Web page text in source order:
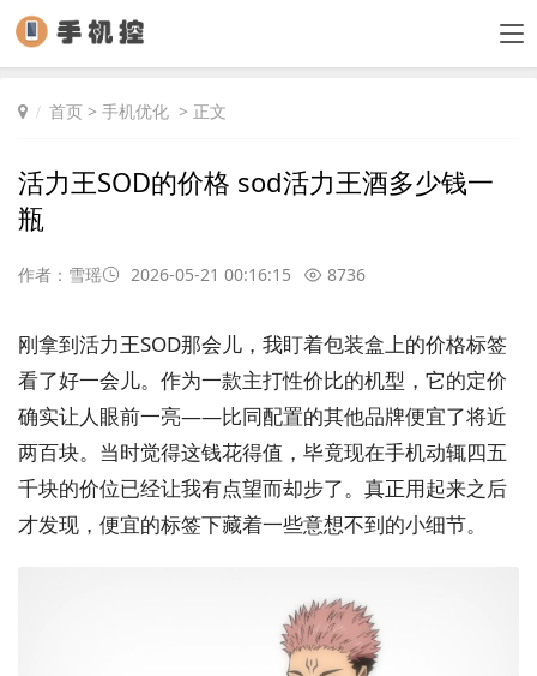
首页 > 手机优化 > 正文
活力王SOD的价格 sod活力王酒多少钱一
瓶
作者：雪瑶 2026-05-21 00:16:15 8736
刚拿到活力王SOD那会儿，我盯着包装盒上的价格标签
看了好一会儿。作为一款主打性价比的机型，它的定价
确实让人眼前一亮——比同配置的其他品牌便宜了将近
两百块。当时觉得这钱花得值，毕竟现在手机动辄四五
千块的价位已经让我有点望而却步了。真正用起来之后
才发现，便宜的标签下藏着一些意想不到的小细节。